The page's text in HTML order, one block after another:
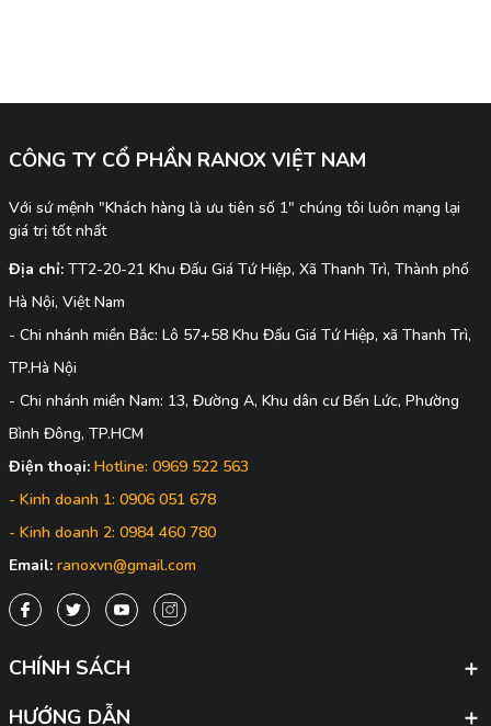
CÔNG TY CỔ PHẦN RANOX VIỆT NAM
Với sứ mệnh "Khách hàng là ưu tiên số 1" chúng tôi luôn mạng lại
giá trị tốt nhất
Địa chỉ: TT2-20-21 Khu Đấu Giá Tứ Hiệp, Xã Thanh Trì, Thành phố
Hà Nội, Việt Nam
- Chi nhánh miền Bắc: Lô 57+58 Khu Đấu Giá Tứ Hiệp, xã Thanh Trì,
TP.Hà Nội
- Chi nhánh miền Nam: 13, Đường A, Khu dân cư Bến Lức, Phường
Bình Đông, TP.HCM
Điện thoại: Hotline: 0969 522 563
- Kinh doanh 1: 0906 051 678
- Kinh doanh 2: 0984 460 780
Email: ranoxvn@gmail.com
CHÍNH SÁCH
HƯỚNG DẪN